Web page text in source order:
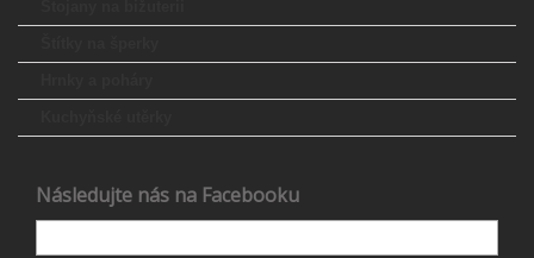
Následujte nás na Facebooku